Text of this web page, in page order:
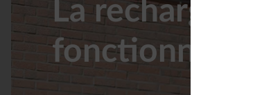
La recharge
fonctionne